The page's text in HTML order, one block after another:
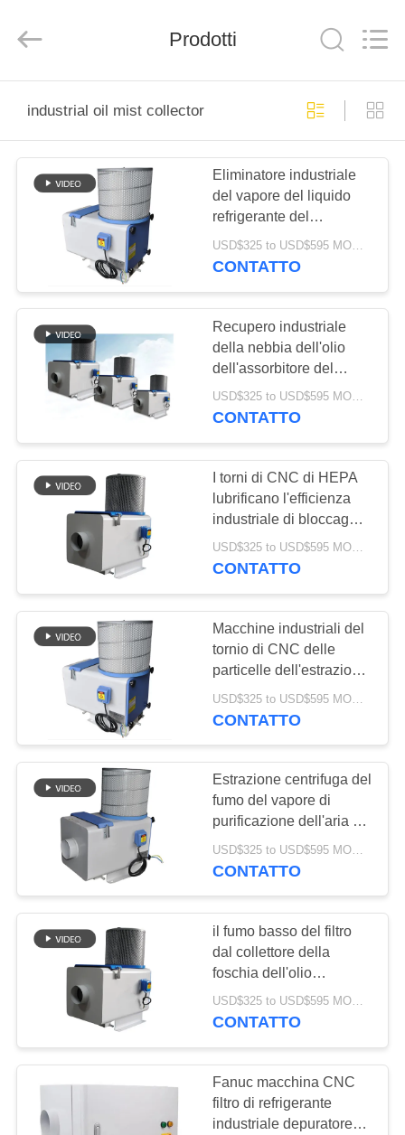
PRODOTTI
CIRCA
GIRO
DELLA
FABBRICA
CONTROLLO
DI
QUALITÀ
CONTATTICI
RICHIEDA
UNA
CITAZIONE
MAPPA
SITO
PRIVACY
POLICY
Power
Equipment
Prodotti
industrial oil mist collector
Eliminatore industriale
del vapore del liquido
refrigerante del
purificatore dell'aria del
collettore della foschia
USD$325 to USD$595 MOQ:1 set
CONTATTO
Recupero industriale
della nebbia dell'olio
dell'assorbitore del
vapore del fumo
dell'estrattore del
tornio
USD$325 to USD$595 MOQ:1 set
CONTATTO
I torni di CNC di HEPA
lubrificano l'efficienza
industriale di bloccaggio
del separatore 99,97%
della polvere dell'aria di
USD$325 to USD$595 MOQ:1 set
CONTATTO
Macchine industriali del
tornio di CNC delle
particelle dell'estrazione
3Ym della nebbia
dell'aria del collettore
specialmente
CONTATTO
Estrazione centrifuga del
fumo del vapore di
purificazione dell'aria di
filtrazione del collettore
della foschia dell'olio del
USD$325 to USD$595 MOQ:1 set
CONTATTO
il fumo basso del filtro
dal collettore della
foschia dell'olio
dell'emissione
specialmente mescola la
macchina del laser il
grande
USD$325 to USD$595 MOQ:1 set
CONTATTO
Fanuc macchina CNC
filtro di refrigerante
industriale depuratore